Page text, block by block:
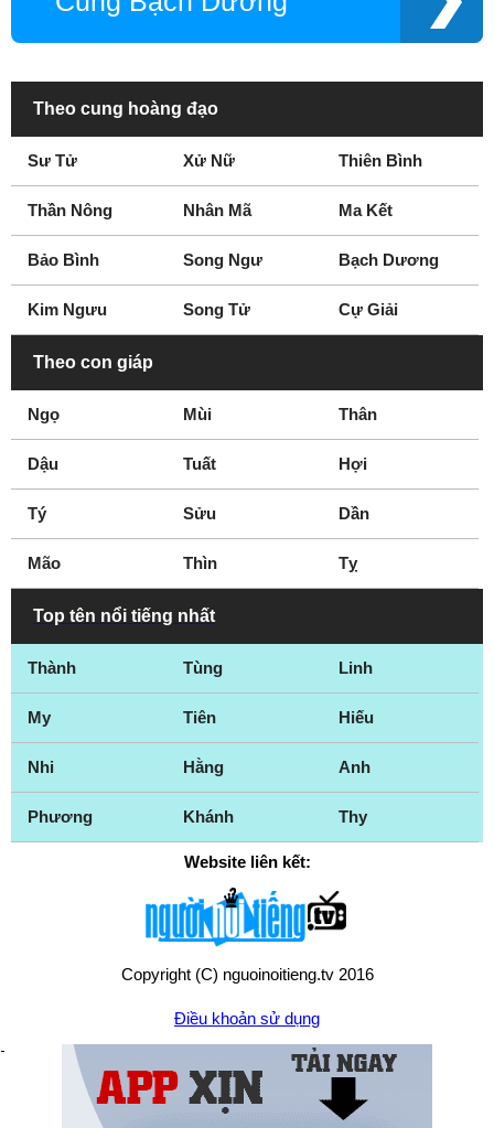
Theo cung hoàng đạo
Sư Tử Xử Nữ Thiên Bình
Thần Nông Nhân Mã Ma Kết
Bảo Bình Song Ngư Bạch Dương
Kim Ngưu Song Tử Cự Giải
Theo con giáp
Ngọ Mùi Thân
Dậu Tuất Hợi
Tý Sửu Dần
Mão Thìn Tỵ
Top tên nổi tiếng nhất
Thành Tùng Linh
My Tiên Hiếu
Nhi Hằng Anh
Phương Khánh Thy
Website liên kết:
Copyright (C) nguoinoitieng.tv 2016
Điều khoản sử dụng